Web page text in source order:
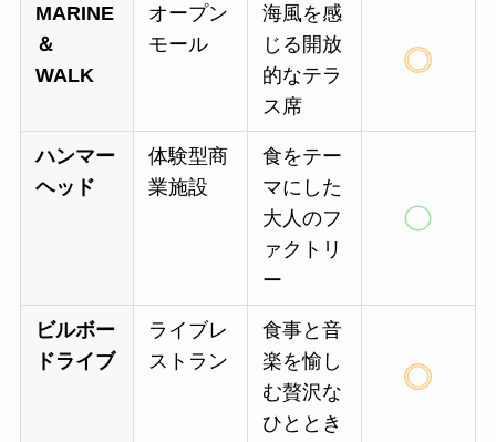
MARINE
＆
WALK
オープン
モール
海風を感
じる開放
的なテラ
ス席
ハンマー
ヘッド
体験型商
業施設
食をテー
マにした
大人のフ
ァクトリ
ー
ビルボー
ドライブ
ライブレ
ストラン
食事と音
楽を愉し
む贅沢な
ひととき